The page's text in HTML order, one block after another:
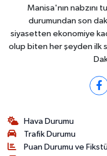
Manisa'nın nabzını
durumundan son
siyasetten ekonomiye
olup biten her şeyden ilk
Hava Durumu
Trafik Durumu
Puan Durumu ve